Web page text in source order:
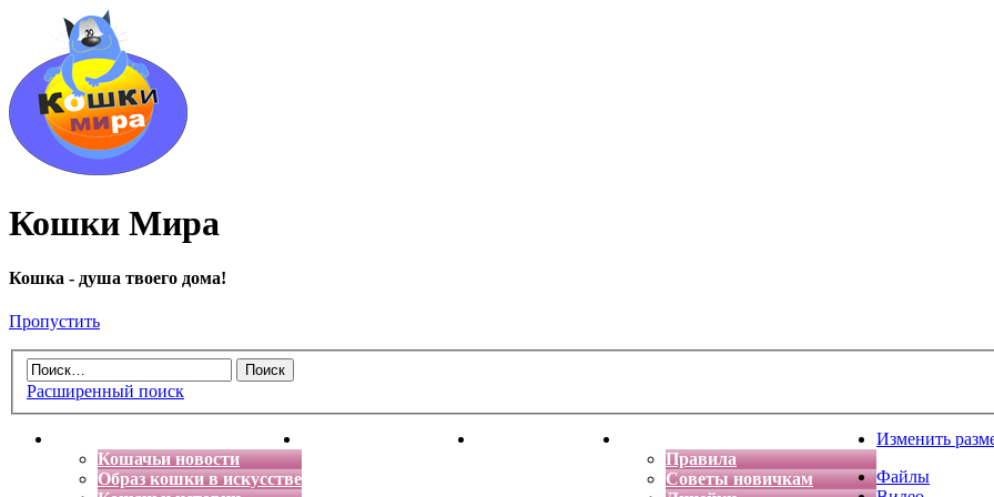
Кошки Мира
Кошка - душа твоего дома!
Пропустить
Расширенный поиск
Кошачьи новости
Образ кошки в искусстве
Энциклопедия кошек Детская фантазия
Правила
Советы новичкам
Изменить
Файлы